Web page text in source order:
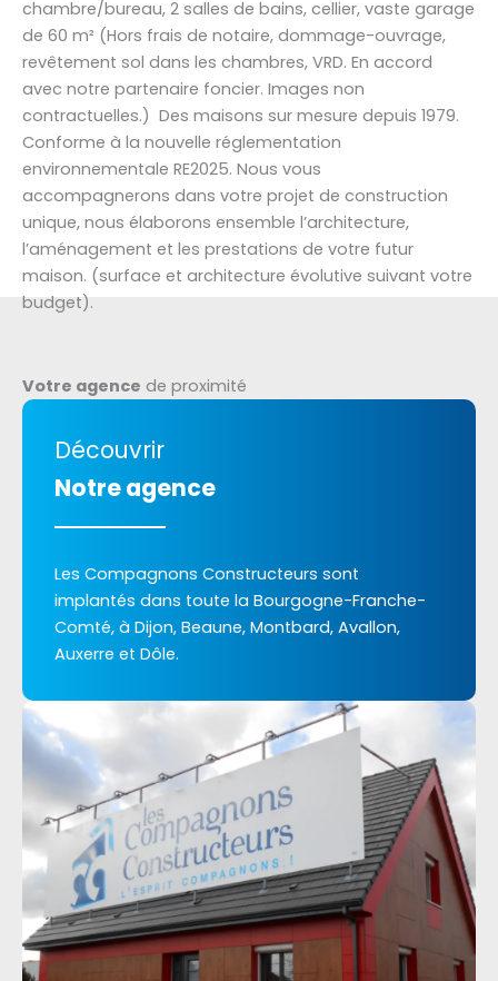
chambre/bureau, 2 salles de bains, cellier, vaste garage
de 60 m² (Hors frais de notaire, dommage-ouvrage,
revêtement sol dans les chambres, VRD. En accord
avec notre partenaire foncier. Images non
contractuelles.) Des maisons sur mesure depuis 1979.
Conforme à la nouvelle réglementation
environnementale RE2025. Nous vous
accompagnerons dans votre projet de construction
unique, nous élaborons ensemble l’architecture,
l’aménagement et les prestations de votre futur
maison. (surface et architecture évolutive suivant votre
budget).
Votre agence de proximité
Découvrir
Notre agence
Les Compagnons Constructeurs sont
implantés dans toute la Bourgogne-Franche-
Comté, à Dijon, Beaune, Montbard, Avallon,
Auxerre et Dôle.